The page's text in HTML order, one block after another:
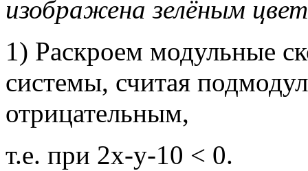
изображена зелёным
1) Раскроем модульные
системы, считая
отрицательным,
т.е. при 2х-у-10 < 0.